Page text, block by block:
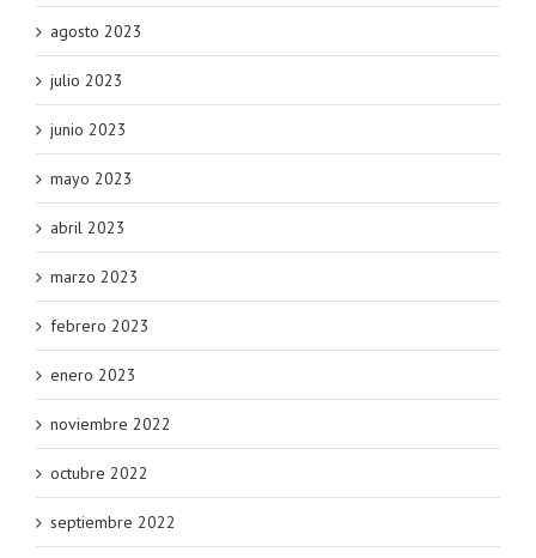
agosto 2023
julio 2023
junio 2023
mayo 2023
abril 2023
marzo 2023
febrero 2023
enero 2023
noviembre 2022
octubre 2022
septiembre 2022